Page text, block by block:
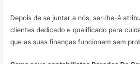
Depois de se juntar a nós, ser-lhe-á
clientes dedicado e qualificado para
que as suas finanças funcionem sem